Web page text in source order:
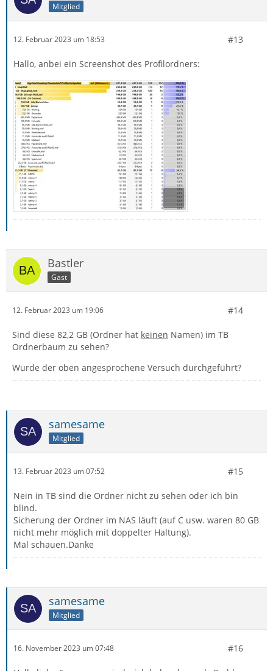
Mitglied
12. Februar 2023 um 18:53 #13
Hallo, anbei ein Screenshot des Profilordners:
Bastler
Gast
12. Februar 2023 um 19:06 #14
Sind diese 82,2 GB (Ordner hat keinen Namen) im TB
Ordnerbaum zu sehen?
Wurde der oben angesprochene Versuch durchgeführt?
samesame
Mitglied
13. Februar 2023 um 07:52 #15
Nein in TB sind die Ordner nicht zu sehen oder ich bin
blind.
Sicherung der Ordner im NAS läuft (auf C usw. waren 80 GB
nicht mehr möglich mit doppelter Haltung).
Mal schauen.Danke
samesame
Mitglied
16. November 2023 um 07:48 #16